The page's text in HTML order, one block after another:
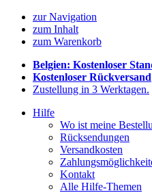
zur Navigation
zum Inhalt
zum Warenkorb
Belgien: Kostenloser
Kostenloser Rückversand
Zustellung in 3 Werktagen.
Hilfe
Wo ist meine
Rücksendungen
Versandkosten
Kontakt
Alle Hilfe-Themen